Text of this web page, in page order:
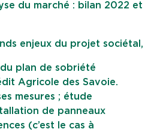
du marché : bilan 2022 et
enjeux du projet sociétal,
plan de sobriété
Agricole des Savoie.
mesures ; étude
de panneaux
(c’est le cas à